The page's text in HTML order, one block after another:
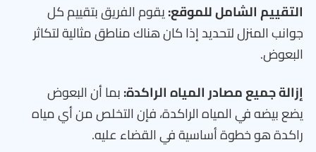
التقييم الشامل للموقع:يقوم الفريق بتقييم كل
جوانب المنزل لتحديد إذا كان هناك مناطق مثالية لتكاثر
البعوض.
إزالة جميع مصادر المياه الراكدة:بما أن البعوض
يضع بيضه في المياه الراكدة، فإن التخلص من أي مياه
راكدة هو خطوة أساسية في القضاء عليه.